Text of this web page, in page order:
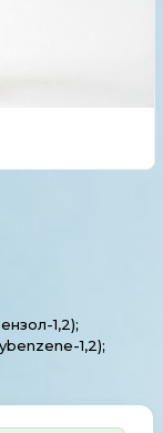
1,2);
1,2);